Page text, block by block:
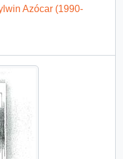
Azócar (1990-